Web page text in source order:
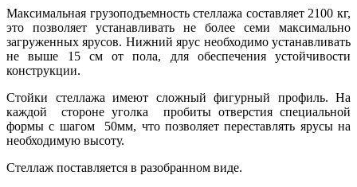
Максимальная грузоподъемность стеллажа составляет 2100 кг,
это позволяет устанавливать не более семи максимально
загруженных ярусов. Нижний ярус необходимо устанавливать
не выше 15 см от пола, для обеспечения устойчивости
конструкции.
Стойки стеллажа имеют сложный фигурный профиль. На
каждой стороне уголка пробиты отверстия специальной
формы с шагом 50мм, что позволяет переставлять ярусы на
необходимую высоту.
Стеллаж поставляется в разобранном виде.